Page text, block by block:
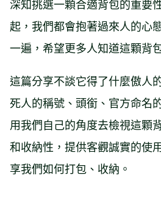
深知挑選一顆合適背包的重要
起，我們都會抱著過來人的心
一遍，希望更多人知道這顆背
這篇分享不談它得了什麼傲人
死人的稱號、頭銜、官方命名
用我們自己的角度去檢視這顆
和收納性，提供客觀誠實的使
享我們如何打包、收納。